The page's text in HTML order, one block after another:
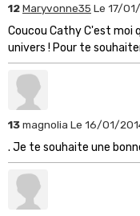
12Maryvonne35 Le 17/
Coucou Cathy C'est moi
univers ! Pour te
13magnolia Le 16/01/
. Je te souhaite une